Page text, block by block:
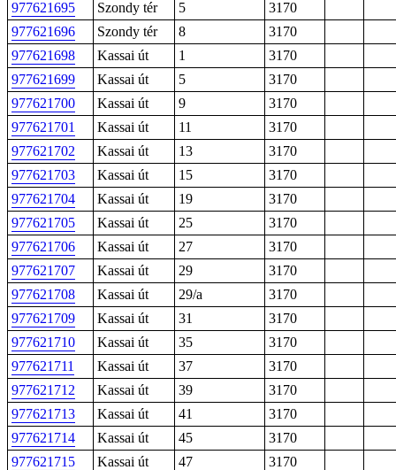
977621695 Szondy tér 5
3170
977621696
Szondy tér 8
3170
977621698
Kassai út 1
3170
977621699
Kassai út 5
3170
977621700
Kassai út 9
3170
977621701
Kassai út 11
3170
977621702
Kassai út 13
3170
977621703
Kassai út 15
3170
977621704
Kassai út 19
3170
977621705
Kassai út 25
3170
977621706
Kassai út 27
3170
977621707
Kassai út 29
3170
977621708
Kassai út 29/a
3170
977621709
Kassai út 31
3170
977621710
Kassai út 35
3170
977621711
Kassai út 37
3170
977621712
Kassai út 39
3170
977621713
Kassai út 41
3170
977621714
Kassai út 45
3170
977621715
Kassai út 47
3170